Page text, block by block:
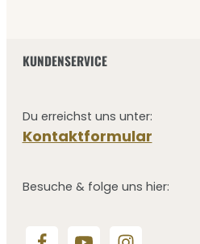
KUNDENSERVICE
Du erreichst uns unter:
Kontaktformular
Besuche & folge uns hier: